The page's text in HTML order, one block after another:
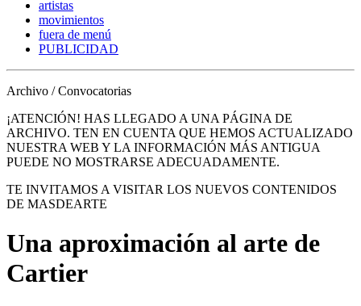
artistas
movimientos
fuera de menú
PUBLICIDAD
Archivo / Convocatorias
¡ATENCIÓN! HAS LLEGADO A UNA PÁGINA DE
ARCHIVO. TEN EN CUENTA QUE HEMOS ACTUALIZADO
NUESTRA WEB Y LA INFORMACIÓN MÁS ANTIGUA
PUEDE NO MOSTRARSE ADECUADAMENTE.
TE INVITAMOS A VISITAR LOS NUEVOS CONTENIDOS
DE MASDEARTE
Una aproximación al arte de
Cartier